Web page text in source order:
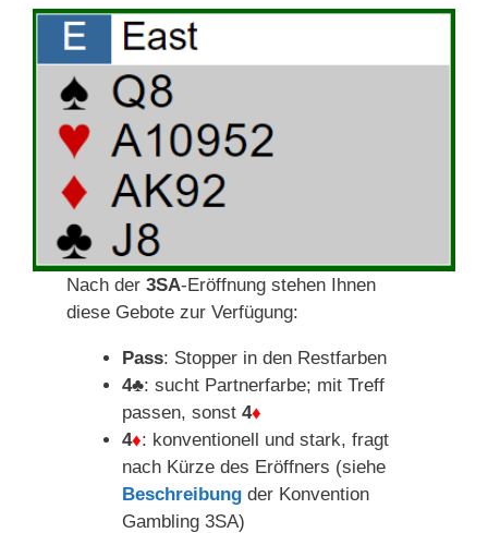
Nach der3SA-Eröffnung stehen Ihnen
diese Gebote zur Verfügung:
Pass: Stopper in den Restfarben
4♣: sucht Partnerfarbe; mit Treff
passen, sonst 4♦
4♦: konventionell und stark, fragt
nach Kürze des Eröffners (siehe
Beschreibung der Konvention
Gambling 3SA)